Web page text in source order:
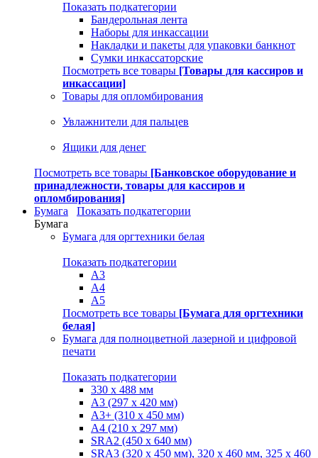
Показать подкатегории
Бандерольная лента
Наборы для инкассации
Накладки и пакеты для упаковки банкнот
Сумки инкассаторские
Посмотреть все товары [Товары для кассиров и
инкассации]
Товары для опломбирования
Увлажнители для пальцев
Ящики для денег
Посмотреть все товары [Банковское оборудование и
принадлежности, товары для кассиров и
опломбирования]
Бумага
Показать подкатегории
Бумага
Бумага для оргтехники белая
Показать подкатегории
A3
A4
A5
Посмотреть все товары [Бумага для оргтехники
белая]
Бумага для полноцветной лазерной и цифровой
печати
Показать подкатегории
330 х 488 мм
A3 (297 x 420 мм)
A3+ (310 х 450 мм)
A4 (210 х 297 мм)
SRA2 (450 x 640 мм)
SRA3 (320 х 450 мм), 320 x 460 мм, 325 х 460